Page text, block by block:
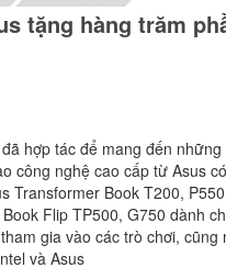
tặng hàng trăm
hợp tác để mang đến
công nghệ cao cấp từ Asus
Transformer Book T200,
Flip TP500, G750 dành
gia vào các trò chơi, cũng
và Asus